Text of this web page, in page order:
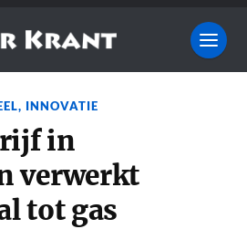
, INNOVATIE
in
verwerkt
tot gas